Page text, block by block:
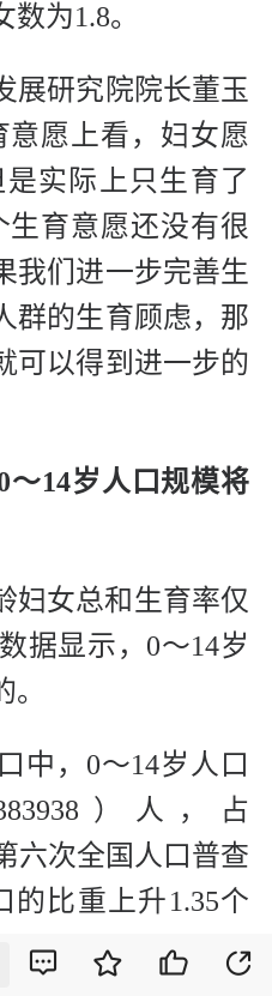
为1.8。
展研究院院长董玉
意愿上看，妇女愿
实际上只生育了
生育意愿还没有很
我们进一步完善生
群的生育顾虑，那
可以得到进一步的
～14岁人口规模将
妇女总和生育率仅
据显示，0～14岁
中，0～14岁人口
）人，占
六次全国人口普查
的比重上升1.35个